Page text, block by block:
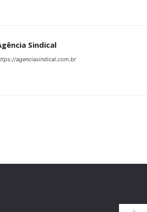
Sindical
agenciasindical.com.br